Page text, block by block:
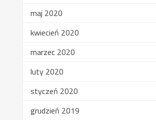
maj 2020
kwiecień 2020
marzec 2020
luty 2020
styczeń 2020
grudzień 2019